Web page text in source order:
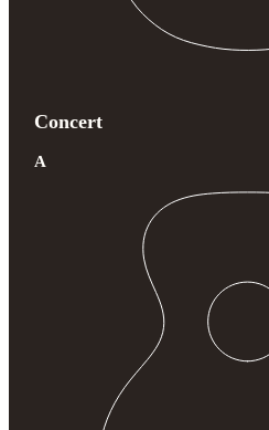
Concert
A